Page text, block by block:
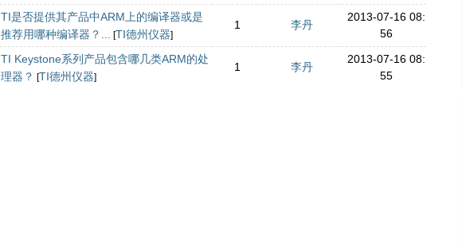
TI是否提供其产品中ARM上的编译器或是
推荐用哪种编译器？... [TI德州仪器]
1 李丹
2013-07-16 08:
56
TI Keystone系列产品包含哪几类ARM的处
理器？ [TI德州仪器]
1 李丹
2013-07-16 08:
55